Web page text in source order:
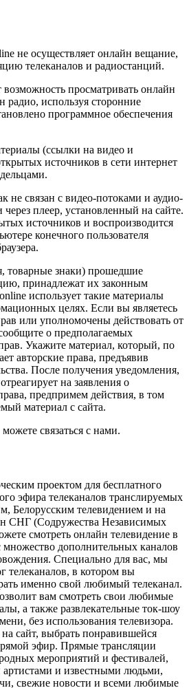
не осуществляет онлайн вещание,
телеканалов и радиостанций.
просматривать онлайн
используя сторонние
программное обеспечения
(ссылки на видео и
источников в сети интернет
не связан с видео-потоками и аудио-
плеер, установленный на сайте.
источников и воспроизводится
конечного пользователя
товарные знаки) прошедшие
принадлежат их законным
использует такие материалы
целях. Если вы являетесь
или уполномочены действовать от
о предполагаемых
Укажите материал, который, по
авторские права, предъявив
После получения уведомления,
на заявления о
предпримем действия, в том
материал с сайта.
связаться с нами.
проектом для бесплатного
эфира телеканалов транслируемых
Белорусским телевидением и на
СНГ (Содружества Независимых
смотреть онлайн телевидение в
дополнительных каналов
Специально для вас, мы
телеканалов, в котором вы
именно свой любимый телеканал.
вам смотреть свои любимые
а также развлекательные ток-шоу
без использования телевизора.
сайт, выбрать понравившейся
эфир. Прямые трансляции
мероприятий и фестивалей,
и известными людьми,
свежие новости и всеми любимые